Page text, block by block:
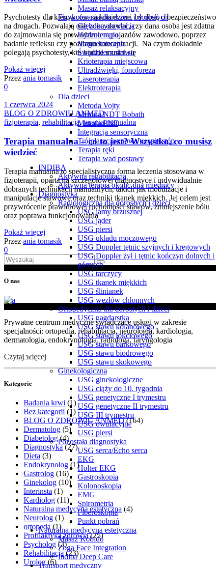
Masaż relaksacyjny
Fizykoterapia dla dzieci i dorosłych
Głęboka oscylacja
Hydroterapia
Magnetoterapia
Światłolecznictwo
Krioterapia miejscowa
Ultradźwięki, fonoforeza
Laseroterapia
Elektroterapia
Dla dzieci
Metoda Vojty
Metoda NDT Bobath
Metoda PNF
Integracja sensoryczna
Trójpłaszczyznowa terapia stóp
Terapia ręki
Terapia wad postawy
INDIBA
Aktywna rehabilitacja
Aktywna terapia okolic dna miednicy
Diagnostyka
Radiologiczna dla dorosłych i dzieci
USG jamy brzusznej
USG jąder
USG piersi
USG układu moczowego
USG Doppler tętnic szyjnych i kręgowych
USG Doppler żył i tętnic kończyn dolnych i
górnych
USG tarczycy
USG tkanek miękkich
USG ślinianek
USG węzłów chłonnych
Ortopedyczna dla dorosłych i dzieci
USG nagdarstka
USG stawu kolanowego
USG stawu łokciowego
USG stawu barkowego
USG stawu biodrowego
USG stawu skokowego
Ginekologiczna
USG ginekologiczne
USG ciąży do 10. tygodnia
USG genetyczne I trymestru
USG genetyczne II trymestru
USG III trymestru
USG owulacyjne
USG piersi
Pozostała diagnostyka
USG serca/Echo serca
EKG
Holter EKG
Gastroskopia
Kolonoskopia
EMG
Spirometria
Fiberoskopia
Punkt pobrań
Naturalna medycyna estetyczna
Masaż Kobido
Zoga Face Integration
Indiba Deep Care
Transport medyczny
Psychotesty dla kierowców są konieczne, by dbać o bezpieczeństwo
na drogach. Pozwalają one zdecydować, czy dana osoba jest zdatna
do zajmowania się prowadzeniem pojazdów zawodowo, poprzez
badanie refleksu czy poziomu koncentracji. Na czym dokładnie
polegają psychotesty, kto będzie musiał się
Pokaż więcej
Przez ania tomasik
0
1 czerwca 2024
BLOG O ZDROWIU ANMED
fizjoterapia, rehabilitacja,terapia manualna
Terapia manualna – co to jest? Wszystko, co musisz
wiedzieć
Terapia manualna to specjalistyczna forma leczenia stosowana w
fizjoterapii, oparta na szczegółowej diagnostyce i indywidualnie
dobranych technikach manualnych, takich jak mobilizacje i
manipulacje stawowe oraz techniki tkanek miękkich. Jej celem jest
przywrócenie prawidłowej ruchomości stawów, zmniejszenie bólu
oraz poprawa funkcjonowania
Pokaż więcej
Przez ania tomasik
0
Wyszukaj
po:
O nas
Prywatne centrum medyczne świadczące usługi w zakresie
specjalności: ortopedia, rehabilitacja, neurologia, kardiologia,
dermatologia, endokrynologia, radiologa, laryngologia
Czytaj więcej
Kategorie
Badania krwi (1)
Bez kategorii (1)
BLOG O ZDROWIU ANMED(164)
Dermatolog (5)
Diabetolog(4)
Diagnostyka(27)
Dieta (3)
Endokrynolog (1)
Gastrolog (16)
Ginekolog (10)
Interinsta (1)
Kardiolog (11)
Naturalna medycyna estetyczna (4)
Neurolog (1)
ortopeda(1)
Profilaktyka zdrowia(25)
Psycholog (3)
Rehabilitacja(23)
Urolog(6)